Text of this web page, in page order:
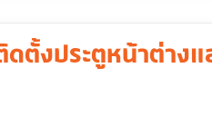
ตั้งประตูหน้าต่างแ